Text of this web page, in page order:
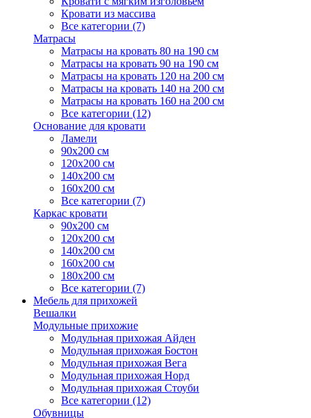
Кровати из массива
Все категории (7)
Матрасы
Матрасы на кровать 80 на 190 см
Матрасы на кровать 90 на 190 см
Матрасы на кровать 120 на 200 см
Матрасы на кровать 140 на 200 см
Матрасы на кровать 160 на 200 см
Все категории (12)
Основание для кровати
Ламели
90х200 см
120х200 см
140х200 см
160х200 см
Все категории (7)
Каркас кровати
90х200 см
120х200 см
140х200 см
160х200 см
180х200 см
Все категории (7)
Мебель для прихожей
Вешалки
Модульные прихожие
Модульная прихожая Айден
Модульная прихожая Бостон
Модульная прихожая Вега
Модульная прихожая Норд
Модульная прихожая Стоуби
Все категории (12)
Обувницы